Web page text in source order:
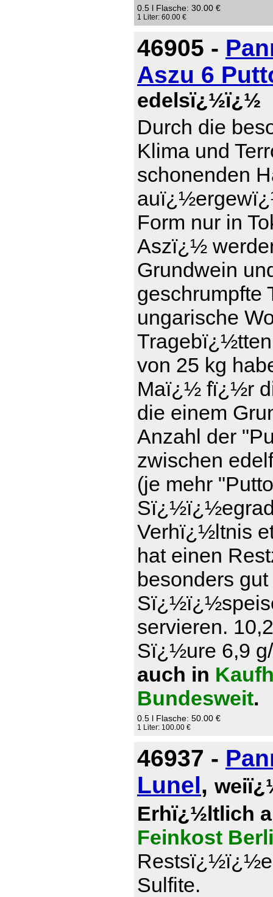
0.5 l Flasche: 30.00 €
1 Liter: 60.00 €
46905 -
Aszu 6
edelsï¿½ï¿½
Durch die
Klima und
schonenden
Form nur in
Aszï¿½
Grundwein
geschrumpfte
ungarische
von 25 kg
Maï¿½ fï¿½r
die einem
Anzahl der
zwischen
(je mehr
Verhï¿½ltnis
hat einen
besonders
servieren.
Sï¿½ure 6,9
auch in
Bundesweit.
0.5 l Flasche: 50.00 €
1 Liter: 100.00 €
46937 -
Lunel,
Erhï¿½ltlich
Feinkost
Sulfite.